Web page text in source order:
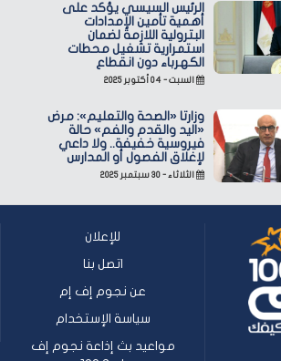
الرئيس السيسي يؤكد على
أهمية تأمين الإمدادات
البترولية اللازمة لضمان
استمرارية تشغيل محطات
الكهرباء دون انقطاع
السبت - ٠٤ أكتوبر ٢٠٢٥
وزارتا «الصحة والتعليم»: مرض
«اليد والقدم والفم» حالة
فيروسية خفيفة.. ولا داعي
لإغلاق الفصول أو المدارس
الثلاثاء - ٣٠ سبتمبر ٢٠٢٥
للإعلان
اتصل بنا
عن نجوم إف إم
سياسة الإستخدام
مواعيد بث إذاعة نجوم إف